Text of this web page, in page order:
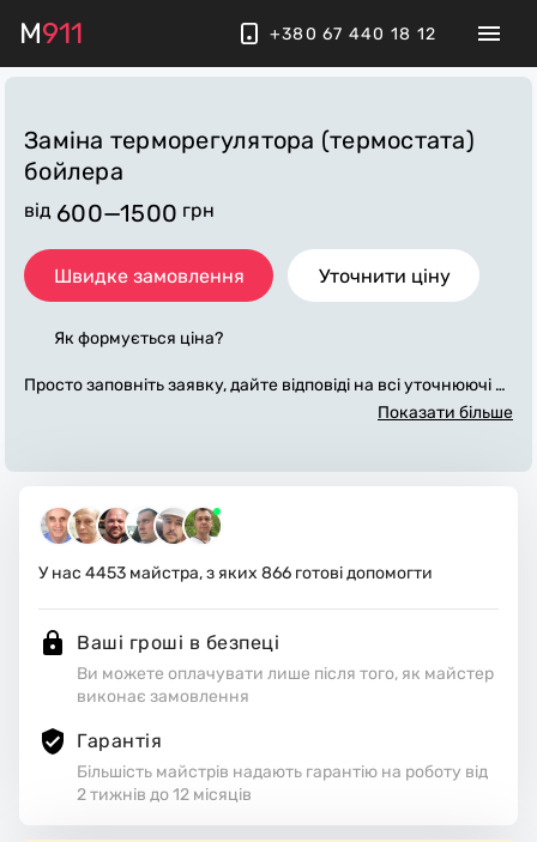
M911 +380 67 440 18 12
Заміна терморегулятора (термостата)
бойлера
від 600—1500 грн
Швидке замовлення Уточнити ціну
Як формується ціна?
Просто заповніть заявку, дайте відповіді на всі уточнюючі за
питання по «заміна терморегулятора (термостата) бойлер
бні матеріали. Виконавці стежать за чистотою та прибираю
ть робоче місце.
Показати більше
У нас 4453 майстра, з яких 866 готові допомогти
Ваші гроші в безпеці
Ви можете оплачувати лише після того, як майстер
виконає замовлення
Гарантія
Більшість майстрів надають гарантію на роботу від
2 тижнів до 12 місяців